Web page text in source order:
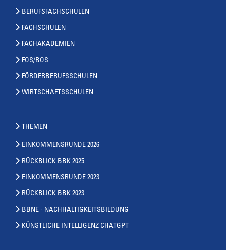
BERUFSFACHSCHULEN
FACHSCHULEN
FACHAKADEMIEN
FOS/BOS
FÖRDERBERUFSSCHULEN
WIRTSCHAFTSSCHULEN
THEMEN
EINKOMMENSRUNDE 2026
RÜCKBLICK BBK 2025
EINKOMMENSRUNDE 2023
RÜCKBLICK BBK 2023
BBNE - NACHHALTIGKEITSBILDUNG
KÜNSTLICHE INTELLIGENZ CHATGPT